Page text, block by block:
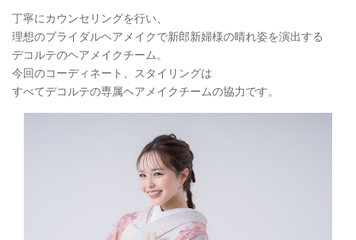
丁寧にカウンセリングを行い、
理想のブライダルヘアメイクで新郎新婦様の晴れ姿を演出する
デコルテのヘアメイクチーム。
今回のコーディネート、スタイリングは
すべてデコルテの専属ヘアメイクチームの協力です。